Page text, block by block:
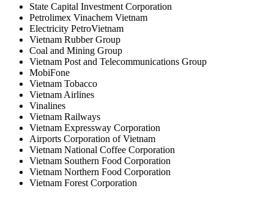
State Capital Investment Corporation
Petrolimex Vinachem Vietnam
Electricity PetroVietnam
Vietnam Rubber Group
Coal and Mining Group
Vietnam Post and Telecommunications Group
MobiFone
Vietnam Tobacco
Vietnam Airlines
Vinalines
Vietnam Railways
Vietnam Expressway Corporation
Airports Corporation of Vietnam
Vietnam National Coffee Corporation
Vietnam Southern Food Corporation
Vietnam Northern Food Corporation
Vietnam Forest Corporation